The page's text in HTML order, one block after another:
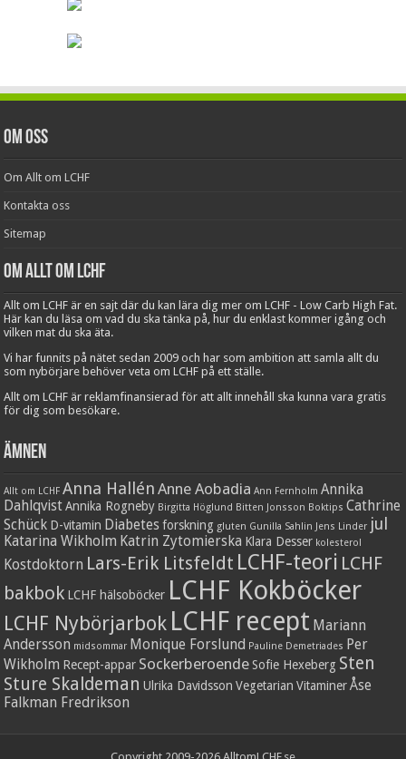
Om oss
Om Allt om LCHF
Kontakta oss
Sitemap
Om Allt om LCHF
Allt om LCHF är en sajt där du kan lära dig mer om LCHF - Low Carb High Fat.
Här kan du läsa om vad du ska tänka på, hur du enklast kommer igång och
vilken mat du ska äta.
Vi har funnits på nätet sedan 2009 och har som ambition att samla allt du
som nybörjare behöver veta om LCHF på ett ställe.
Allt om LCHF är reklamfinansierad för att allt innehåll ska kunna vara gratis
för dig som besökare.
Ämnen
Allt om LCHF Anna Hallén Anne Aobadia Ann Fernholm Annika
Dahlqvist Annika Rogneby Birgitta Höglund Bitten Jonsson Boktips Cathrine
Schück D-vitamin Diabetes forskning gluten Gunilla Sahlin Jens Linder jul
Katarina Wikholm Katrin Zytomierska Klara Desser kolesterol
Kostdoktorn Lars-Erik Litsfeldt LCHF-teori LCHF
bakbok LCHF hälsoböcker LCHF Kokböcker
LCHF Nybörjarbok LCHF recept Mariann
Andersson midsommar Monique Forslund Pauline Demetriades Per
Wikholm Recept-appar Sockerberoende Sofie Hexeberg Sten
Sture Skaldeman Ulrika Davidsson Vegetarian Vitaminer Åse
Falkman Fredrikson